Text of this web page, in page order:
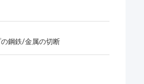
の鋼鉄/金属の切断